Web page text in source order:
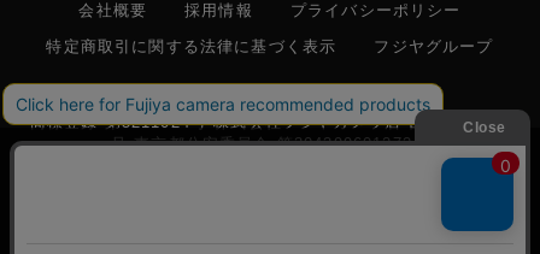
会社概要 採用情報
プライバシーポリシー
特定商取引に関する法律に基づく表示
フジヤグループ
商標登録 第5211024号 株式会社フジヤカメラ店 古物商許可番
号 東京都公安委員会 第304399601272号